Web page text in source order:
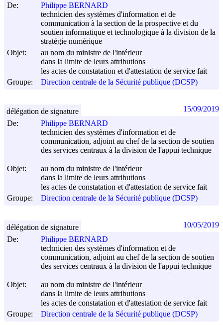
De:
Philippe BERNARD
technicien des systèmes d'information et de
communication à la section de la prospective et du
soutien informatique et technologique à la division de la
stratégie numérique
Objet:
au nom du ministre de l'intérieur
dans la limite de leurs attributions
les actes de constatation et d'attestation de service fait
Groupe:
Direction centrale de la Sécurité publique (DCSP)
De:
Philippe BERNARD
technicien des systèmes d'information et de
communication, adjoint au chef de la section de soutien
des services centraux à la division de l'appui technique
Objet:
au nom du ministre de l'intérieur
dans la limite de leurs attributions
les actes de constatation et d'attestation de service fait
Groupe:
Direction centrale de la Sécurité publique (DCSP)
délégation de signature 15/09/2019
De:
Philippe BERNARD
technicien des systèmes d'information et de
communication, adjoint au chef de la section de soutien
des services centraux à la division de l'appui technique
Objet:
au nom du ministre de l'intérieur
dans la limite de leurs attributions
les actes de constatation et d'attestation de service fait
Groupe:
Direction centrale de la Sécurité publique (DCSP)
délégation de signature 10/05/2019